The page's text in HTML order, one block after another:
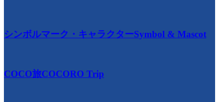
シンボルマーク・キャラクターSymbol & Mascot
COCO旅COCORO Trip